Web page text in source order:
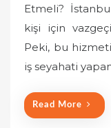
t
e
d
o
Etmeli?
kişi için
Peki, bu
iş seyahati
Read More